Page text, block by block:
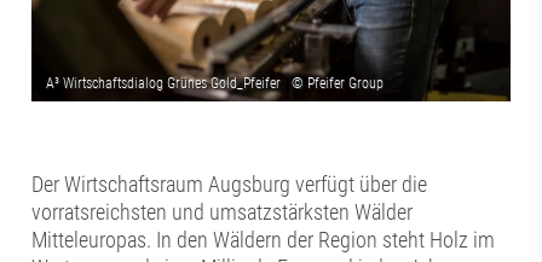
Der Wirtschaftsraum Augsburg verfügt über die
vorratsreichsten und umsatzstärksten Wälder
Mitteleuropas. In den Wäldern der Region steht Holz im